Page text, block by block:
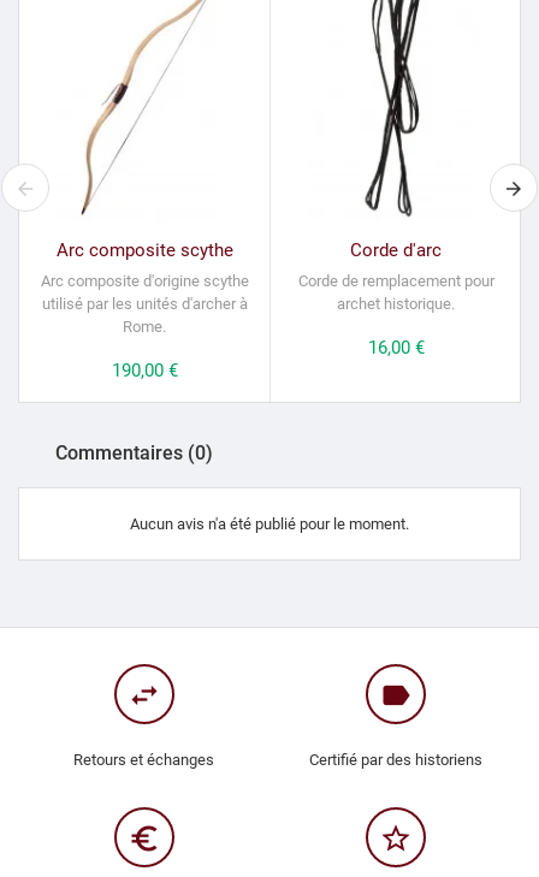
Arc composite scythe
Arc composite d'origine scythe
utilisé par les unités d'archer à
Rome.
Prix
190,00 €
Corde d'arc
Corde de remplacement pour
archet historique.
Prix
16,00 €
Commentaires (0)
Aucun avis n'a été publié pour le moment.
swap_horiz
Retours et échanges
label
Certifié par des historiens
euro_symbol star_border